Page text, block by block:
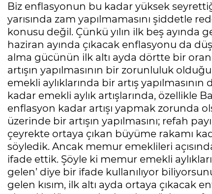
Biz enflasyonun bu kadar yüksek
yarısında zam yapılmamasını şiddetle
konusu değil. Çünkü yılın ilk beş ayında
haziran ayında çıkacak enflasyonu da
alma gücünün ilk altı ayda dörtte bir
artışın yapılmasının bir zorunluluk
emekli aylıklarında bir artış
kadar emekli aylık artışlarında, özellikle
enflasyon kadar artışı yapmak zorunda
üzerinde bir artışın yapılmasını; refah
çeyrekte ortaya çıkan büyüme rakamı
söyledik. Ancak memur emeklileri
ifade ettik. Şöyle ki memur emekli
gelen’ diye bir ifade kullanılıyor
gelen kısım, ilk altı ayda ortaya